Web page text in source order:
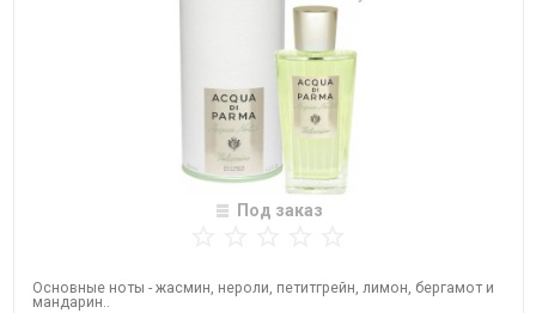
Под заказ
Основные ноты - жасмин, нероли, петитгрейн, лимон, бергамот и
мандарин.​.​